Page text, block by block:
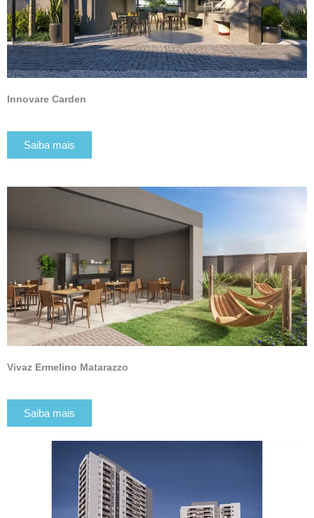
Innovare Carden
Saiba mais
Vivaz Ermelino Matarazzo
Saiba mais